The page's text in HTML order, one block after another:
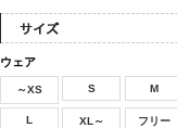
ウェア
～XS S M
L XL～ フリー